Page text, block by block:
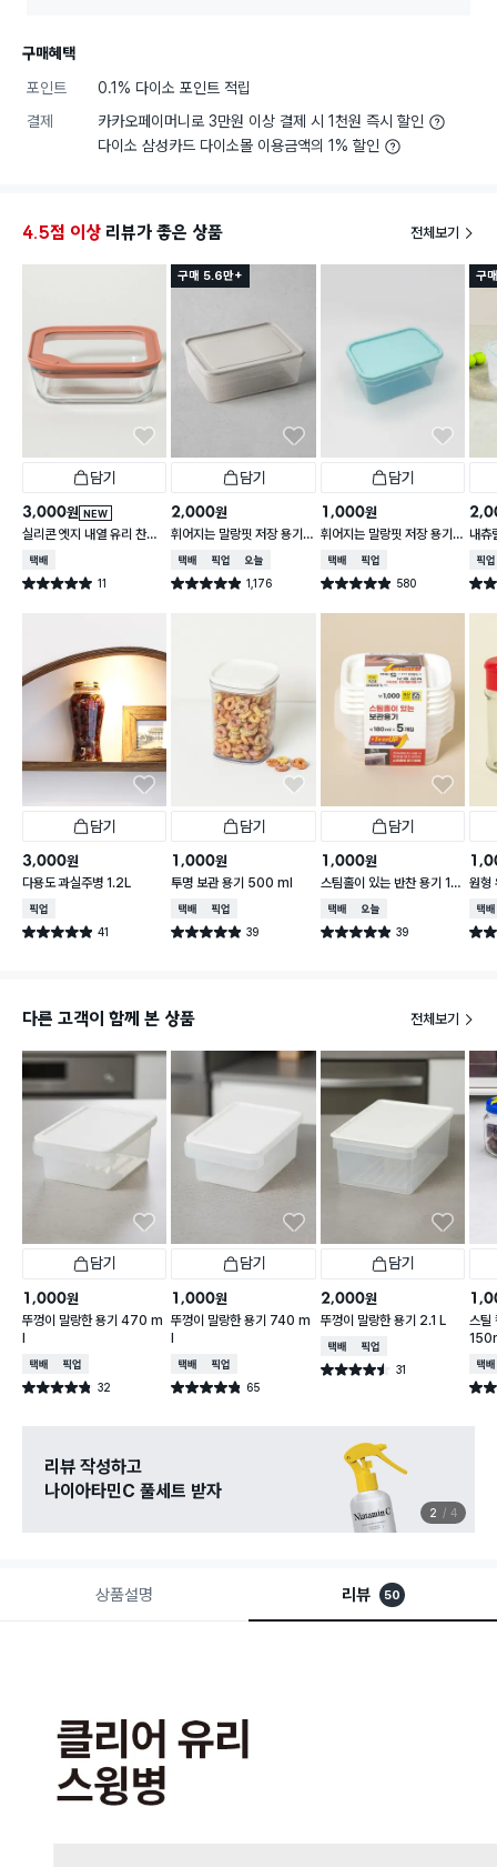
구매혜택
포인트
0.1% 다이소 포인트 적립
결제
카카오페이머니로 3만원 이상 결제 시 1천원 즉시 할인
다이소 삼성카드 다이소몰 이용금액의 1% 할인
4.5점 이상 리뷰가 좋은 상품 전체보기
담기
NEW
3,000원
실리콘 엣지 내열 유리 찬통
550 ml
택배배송
별점 5.0점 11
건 작성
구매 5.6만+
담기
2,000원
휘어지는 말랑핏 저장 용기
2 L 그레이
택배배송매장픽업오늘배송
별점 4.9점 1,176
건 작성
담기
1,000원
휘어지는 말랑핏 저장 용기
900ml 스카이블루
택배배송매장픽업
별점 4.9점 580
건 작성
구
내츄
매장
별점
담기
3,000원
다용도 과실주병 1.2L
매장픽업
별점 4.9점 41
건 작성
담기
1,000원
투명 보관 용기 500 ml
택배배송매장픽업
별점 4.9점 39
건 작성
담기
1,000원
스팀홀이 있는 반찬 용기 18
0 ml 5개입
택배배송오늘배송
별점 4.9점 39
건 작성
원형
2개
택배
별점
다른 고객이 함께 본 상품 전체보기
담기
1,000원
뚜껑이 말랑한 용기 470 m
l
택배배송매장픽업
별점 4.8점 32
건 작성
담기
1,000원
뚜껑이 말랑한 용기 740 m
l
택배배송매장픽업
별점 4.8점 65
건 작성
담기
2,000원
뚜껑이 말랑한 용기 2.1 L
택배배송매장픽업
별점 4.5점 31
건 작성
스틸
택배
별점
리뷰 작성하고
나이아타민C 풀세트 받자
2 4
상품설명 리뷰 50